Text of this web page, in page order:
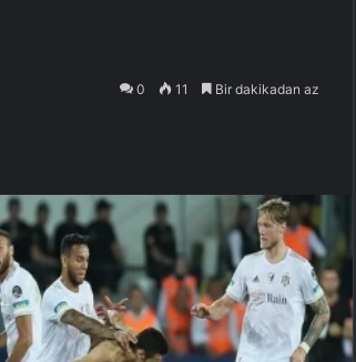
0 11 Bir dakikadan az